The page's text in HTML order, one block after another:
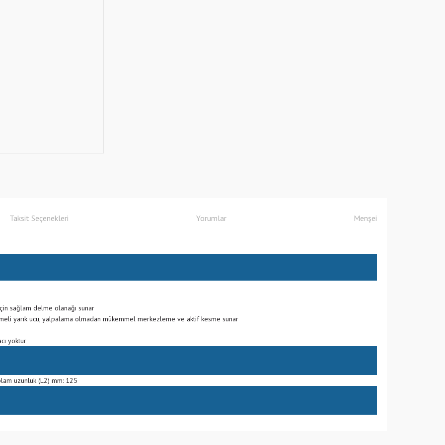
Taksit Seçenekleri Yorumlar Menşei
sağlam delme olanağı sunar
yarık ucu, yalpalama olmadan mükemmel merkezleme ve aktif kesme sunar
yoktur
uzunluk (L2) mm: 125